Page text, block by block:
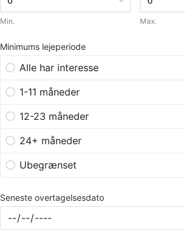
Min. Max.
Minimums lejeperiode
Alle har interesse
1-11 måneder
12-23 måneder
24+ måneder
Ubegrænset
Seneste overtagelsesdato